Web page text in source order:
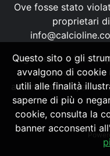
Ove fosse stato
proprietari
Ogni testo e foto di
possono
autorizzazione, ai
Questo sito o gli
avvalgono di cookie
utili alle finalità
saperne di più o
cookie, consulta la
banner acconsenti